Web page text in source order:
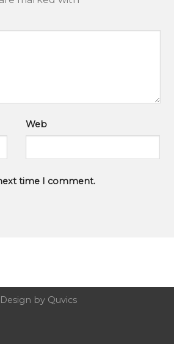
Web
time I comment.
Design by Quvics